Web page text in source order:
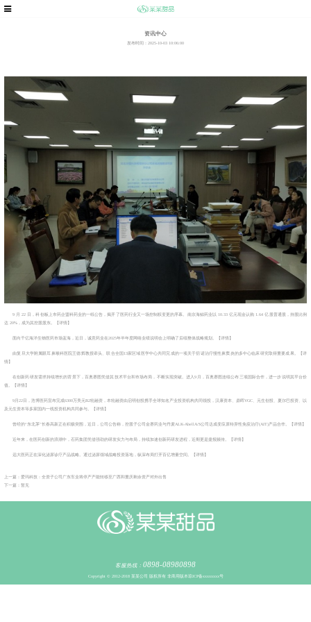
资讯中心
发布时间：2025-10-03 10:06:00
9 月 22 日，科创板上市药企盟科药业的一纸公告，揭开了医药行业又一场控制权变更的序幕。南京海鲸药业以 10.33 亿元现金认购 1.64 亿股普通股，持股比例
达 20%，成为其控股股东。【详情】
面向千亿海洋生物医药市场蓝海，近日，诚意药业在2025年半年度网络业绩说明会上明确了后续整体战略规划。【详情】
由复旦大学附属眼耳鼻喉科医院王德辉教授牵头、联合全国13家区域医学中心共同完成的一项关于切诺治疗慢性鼻窦炎的多中心临床研究取得重要成果。【详
情】
在创新药研发需求持续增长的背景下，百奥赛图凭借其技术平台和市场布局，不断实现突破。进入9月，百奥赛图连续公布三项国际合作，进一步说明其平台价
值。【详情】
9月22日，浩博医药宣布完成6300万美元B2轮融资，本轮融资由启明创投携手全球知名产业投资机构共同领投，汉康资本、鼎晖VGC、元生创投、夏尔巴投资、以
及元生资本等多家国内一线投资机构共同参与。【详情】
曾经的“东北茅”长春高新正在积极突围，近日，公司公告称，控股子公司金赛药业与丹麦ALK-AbellA/S公司达成变应原特异性免疫治疗(AIT)产品合作。【详情】
近年来，在医药创新的浪潮中，石药集团凭借强劲的研发实力与布局，持续加速创新药研发进程，近期更是捷报频传。【详情】
远大医药正在深化泌尿诊疗产品战略。通过泌尿领域战略投资落地，纵深布局打开百亿增量空间。【详情】
上一篇：爱玛科技：全资子公司广东车业将停产产能转移至广西和重庆剩余资产对外出售
下一篇：暂无
客服热线： 0898-08980898
Copyright © 2012-2018 某某公司 版权所有 非商用版本琼ICP备xxxxxxxx号